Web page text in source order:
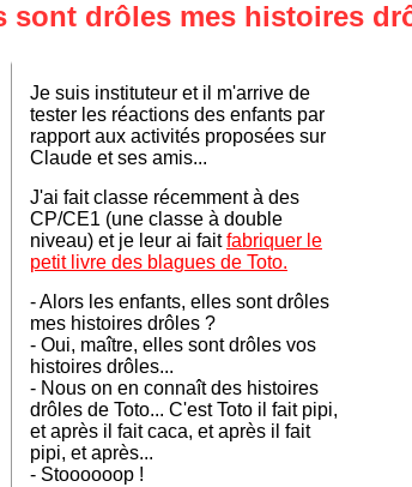
sont drôles mes histoires
Je suis instituteur et il m'arrive de
tester les réactions des enfants par
rapport aux activités proposées sur
Claude et ses amis...
J'ai fait classe récemment à des
CP/CE1 (une classe à double
niveau) et je leur ai faitfabriquer le
petit livre des blagues de Toto.
- Alors les enfants, elles sont drôles
mes histoires drôles ?
- Oui, maître, elles sont drôles vos
histoires drôles...
- Nous on en connaît des histoires
drôles de Toto... C'est Toto il fait pipi,
et après il fait caca, et après il fait
pipi, et après...
- Stoooooop !